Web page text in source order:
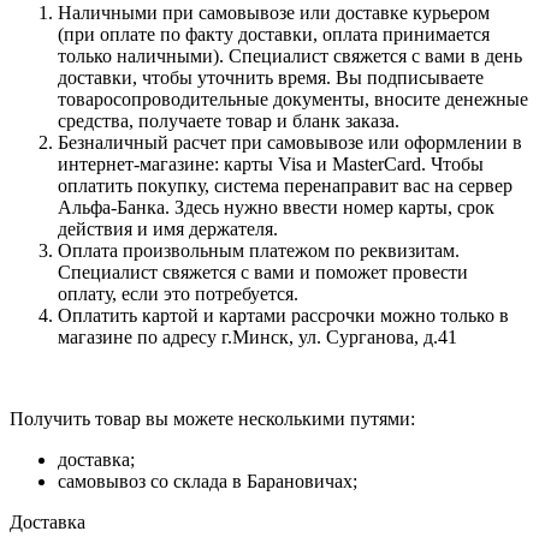
Наличными при самовывозе или доставке курьером
(при оплате по факту доставки, оплата принимается
только наличными). Специалист свяжется с вами в день
доставки, чтобы уточнить время. Вы подписываете
товаросопроводительные документы, вносите денежные
средства, получаете товар и бланк заказа.
Безналичный расчет при самовывозе или оформлении в
интернет-магазине: карты Visa и MasterCard. Чтобы
оплатить покупку, система перенаправит вас на сервер
Альфа-Банка. Здесь нужно ввести номер карты, срок
действия и имя держателя.
Оплата произвольным платежом по реквизитам.
Специалист свяжется с вами и поможет провести
оплату, если это потребуется.
Оплатить картой и картами рассрочки можно только в
магазине по адресу г.Минск, ул. Сурганова, д.41
Получить товар вы можете несколькими путями:
доставка;
самовывоз со склада в Барановичах;
Доставка